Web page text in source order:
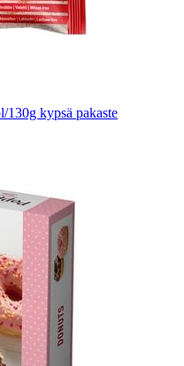
kypsä pakaste